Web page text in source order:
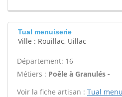
Tual menuiserie
Ville : Rouillac, Uillac
Département: 16
Métiers : Poêle à Granulés -
Voir la fiche artisan : Tual